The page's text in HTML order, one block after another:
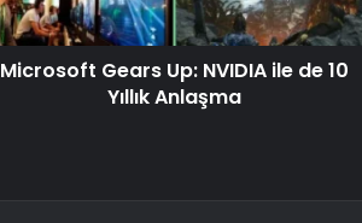
Microsoft Gears Up: NVIDIA ile de 10
Yıllık Anlaşma